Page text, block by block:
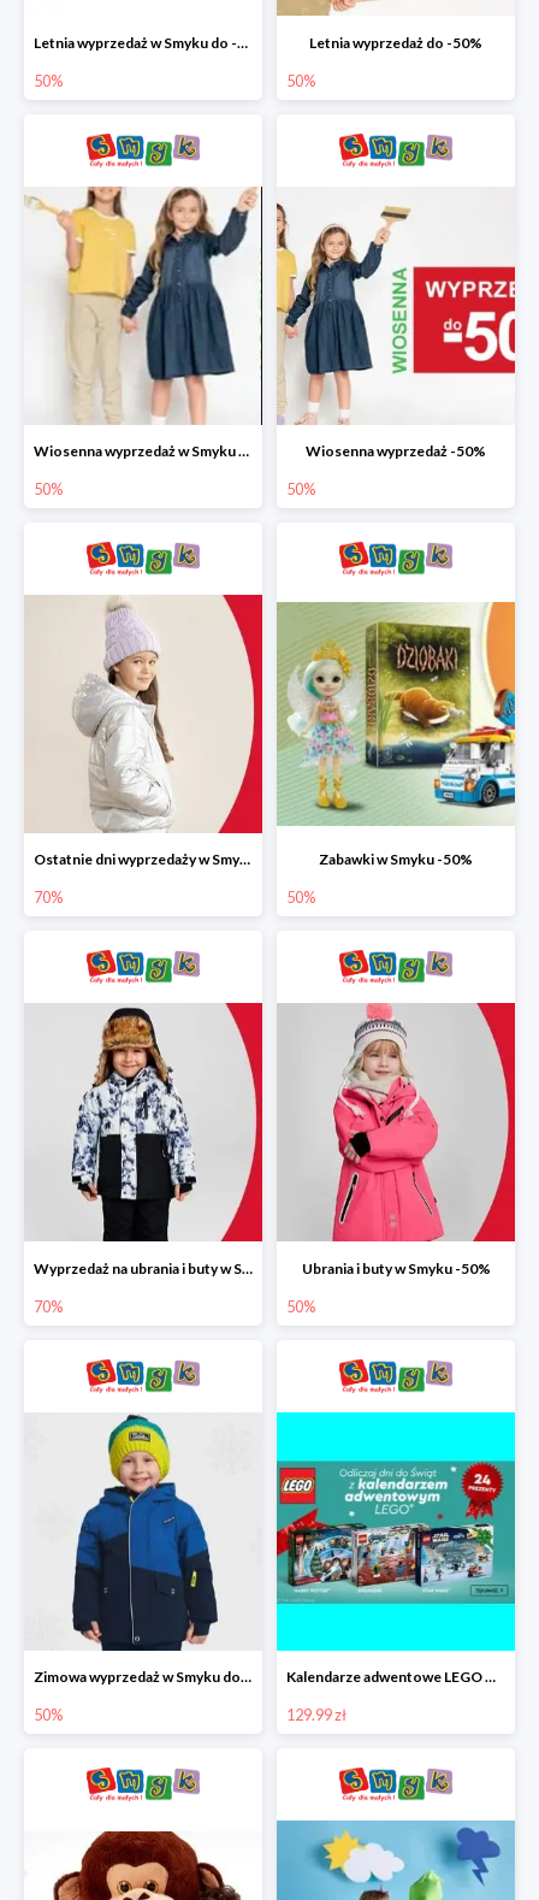
Letnia wyprzedaż w Smyku do -50%
50%
Letnia wyprzedaż do -50%
50%
Wiosenna wyprzedaż w Smyku do -50%
50%
Wiosenna wyprzedaż -50%
50%
Ostatnie dni wyprzedaży w Smyku do -70%
70%
Zabawki w Smyku -50%
50%
Wyprzedaż na ubrania i buty w Smyku do -70%
70%
Ubrania i buty w Smyku -50%
50%
Zimowa wyprzedaż w Smyku do -50%
50%
Kalendarze adwentowe LEGO w Smyku w super cenie
129.99 zł